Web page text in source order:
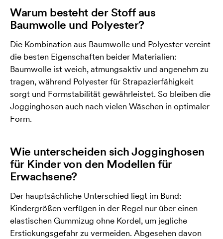
Warum besteht der Stoff aus
Baumwolle und Polyester?
Die Kombination aus Baumwolle und Polyester vereint
die besten Eigenschaften beider Materialien:
Baumwolle ist weich, atmungsaktiv und angenehm zu
tragen, während Polyester für Strapazierfähigkeit
sorgt und Formstabilität gewährleistet. So bleiben die
Jogginghosen auch nach vielen Wäschen in optimaler
Form.
Wie unterscheiden sich Jogginghosen
für Kinder von den Modellen für
Erwachsene?
Der hauptsächliche Unterschied liegt im Bund:
Kindergrößen verfügen in der Regel nur über einen
elastischen Gummizug ohne Kordel, um jegliche
Erstickungsgefahr zu vermeiden. Abgesehen davon